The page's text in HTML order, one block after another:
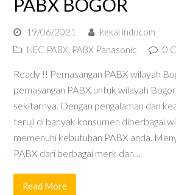
PABX BOGOR
19/06/2021
kekal indocom
NEC PABX, PABX Panasonic 0
Ready !! Pemasangan PABX wilayah
pemasangan PABX untuk wilayah
sekitarnya. Dengan pengalaman dan
teruji di banyak konsumen diberbagai
memenuhi kebutuhan PABX anda.
PABX dari berbagai merk dan…
Read More